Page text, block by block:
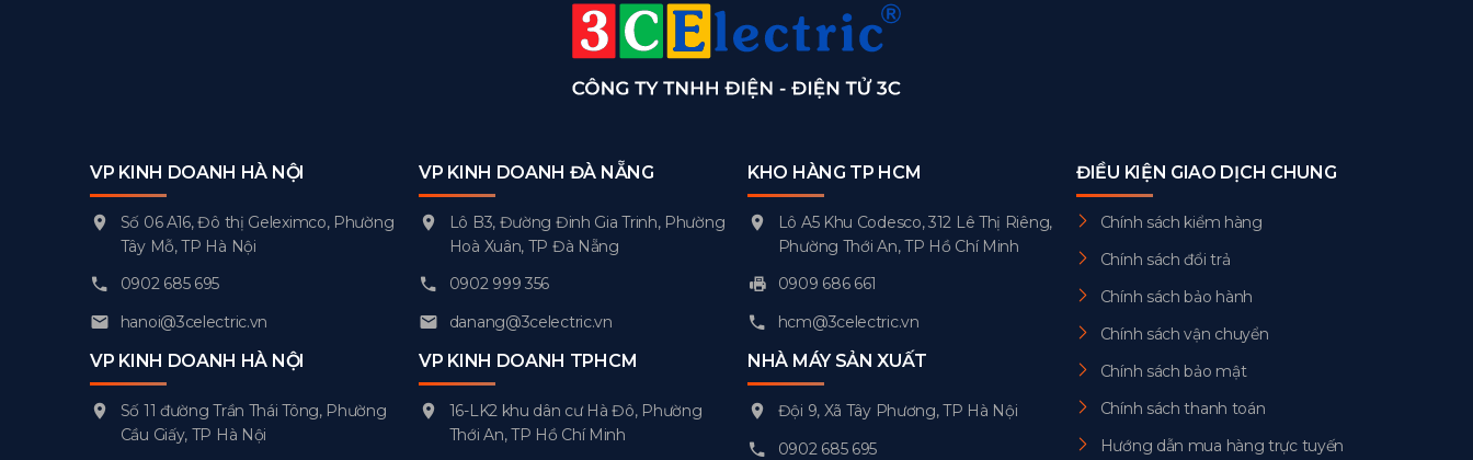
VP KINH DOANH HÀ NỘI
Số 06 A16, Đô thị Geleximco, Phường
Tây Mỗ, TP Hà Nội
0902 685 695
hanoi@3celectric.vn
VP KINH DOANH HÀ NỘI
Số 11 đường Trần Thái Tông, Phường
Cầu Giấy, TP Hà Nội
VP KINH DOANH ĐÀ NẴNG
Lô B3, Đường Đinh Gia Trinh, Phường
Hoà Xuân, TP Đà Nẵng
0902 999 356
danang@3celectric.vn
VP KINH DOANH TPHCM
16-LK2 khu dân cư Hà Đô, Phường
Thới An, TP Hồ Chí Minh
KHO HÀNG TP HCM
Lô A5 Khu Codesco, 312 Lê Thị Riêng,
Phường Thới An, TP Hồ Chí Minh
0909 686 661
hcm@3celectric.vn
NHÀ MÁY SẢN XUẤT
Đội 9, Xã Tây Phương, TP Hà Nội
0902 685 695
ĐIỀU KIỆN GIAO DỊCH CHUNG
Chính sách kiểm hàng
Chính sách đổi trả
Chính sách bảo hành
Chính sách vận chuyển
Chính sách bảo mật
Chính sách thanh toán
Hướng dẫn mua hàng trực tuyến